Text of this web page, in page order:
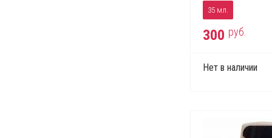
35 мл.
300 руб.
Нет в наличии